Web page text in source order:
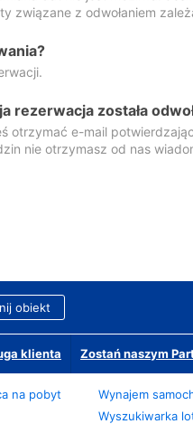
związane z odwołaniem
rezerwacja została
otrzymać e-mail
nie otrzymasz od nas
obiekt
klienta Zostań naszym
na pobyt
Wynajem
Wyszukiwarka